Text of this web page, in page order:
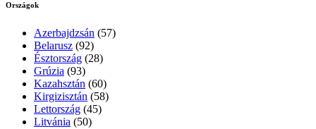
Országok
Azerbajdzsán (57)
Belarusz (92)
Észtország (28)
Grúzia (93)
Kazahsztán (60)
Kirgizisztán (58)
Lettország (45)
Litvánia (50)